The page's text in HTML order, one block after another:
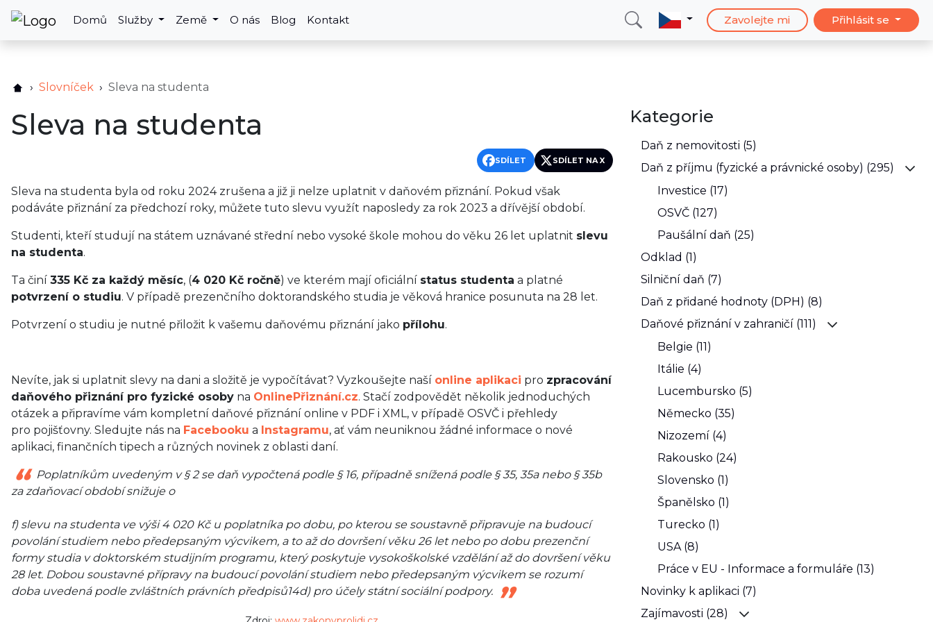
Domů Služby Země O nás Blog Kontakt Zavolejte mi Přihlásit se
Slovníček Sleva na studenta
Sleva na studenta
SDÍLET SDÍLET NA X
Sleva na studenta byla od roku 2024 zrušena a již ji nelze uplatnit v daňovém přiznání. Pokud však
podáváte přiznání za předchozí roky, můžete tuto slevu využít naposledy za rok 2023 a dřívější období.
Studenti, kteří studují na státem uznávané střední nebo vysoké škole mohou do věku 26 let uplatnit slevu
na studenta.
Ta činí 335 Kč za každý měsíc, (4 020 Kč ročně) ve kterém mají oficiální status studenta a platné
potvrzení o studiu. V případě prezenčního doktorandského studia je věková hranice posunuta na 28 let.
Potvrzení o studiu je nutné přiložit k vašemu daňovému přiznání jako přílohu.
Nevíte, jak si uplatnit slevy na dani a složitě je vypočítávat? Vyzkoušejte naší online aplikaci pro zpracování
daňového přiznání pro fyzické osoby na OnlinePřiznání.cz. Stačí zodpovědět několik jednoduchých
otázek a připravíme vám kompletní daňové přiznání online v PDF i XML, v případě OSVČ i přehledy
pro pojišťovny. Sledujte nás na Facebooku a Instagramu, ať vám neuniknou žádné informace o nové
aplikaci, finančních tipech a různých novinek z oblasti daní.
Poplatníkům uvedeným v § 2 se daň vypočtená podle § 16, případně snížená podle § 35, 35a nebo § 35b
za zdaňovací období snižuje o
f) slevu na studenta ve výši 4 020 Kč u poplatníka po dobu, po kterou se soustavně připravuje na budoucí
povolání studiem nebo předepsaným výcvikem, a to až do dovršení věku 26 let nebo po dobu prezenční
formy studia v doktorském studijním programu, který poskytuje vysokoškolské vzdělání až do dovršení věku
28 let. Dobou soustavné přípravy na budoucí povolání studiem nebo předepsaným výcvikem se rozumí
doba uvedená podle zvláštních právních předpisů14d) pro účely státní sociální podpory.
Kategorie
Daň z nemovitosti (5)
Daň z příjmu (fyzické a právnické osoby) (295)
Investice (17)
OSVČ (127)
Paušální daň (25)
Odklad (1)
Silniční daň (7)
Daň z přidané hodnoty (DPH) (8)
Daňové přiznání v zahraničí (111)
Belgie (11)
Itálie (4)
Lucembursko (5)
Německo (35)
Nizozemí (4)
Rakousko (24)
Slovensko (1)
Španělsko (1)
Turecko (1)
USA (8)
Práce v EU - Informace a formuláře (13)
Novinky k aplikaci (7)
Zajímavosti (28)